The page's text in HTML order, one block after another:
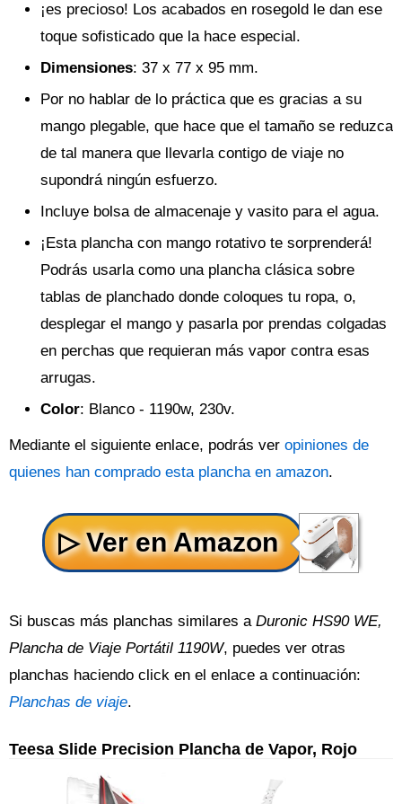
¡es precioso! Los acabados en rosegold le dan ese
toque sofisticado que la hace especial.
Dimensiones: 37 x 77 x 95 mm.
Por no hablar de lo práctica que es gracias a su
mango plegable, que hace que el tamaño se reduzca
de tal manera que llevarla contigo de viaje no
supondrá ningún esfuerzo.
Incluye bolsa de almacenaje y vasito para el agua.
¡Esta plancha con mango rotativo te sorprenderá!
Podrás usarla como una plancha clásica sobre
tablas de planchado donde coloques tu ropa, o,
desplegar el mango y pasarla por prendas colgadas
en perchas que requieran más vapor contra esas
arrugas.
Color: Blanco - 1190w, 230v.
Mediante el siguiente enlace, podrás ver opiniones de
quienes han comprado esta plancha en amazon.
Si buscas más planchas similares a Duronic HS90 WE,
Plancha de Viaje Portátil 1190W, puedes ver otras
planchas haciendo click en el enlace a continuación:
Planchas de viaje.
Teesa Slide Precision Plancha de Vapor, Rojo